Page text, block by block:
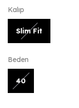
Kalıp
Slim Fit
Beden
40